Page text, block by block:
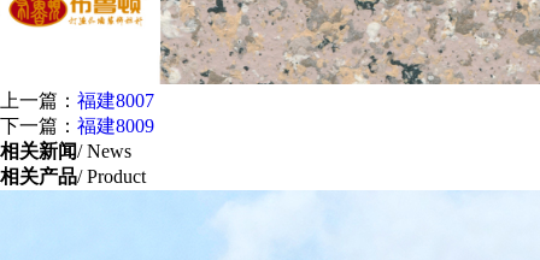
上一篇： 福建8007
下一篇： 福建8009
相关新闻/ News
相关产品/ Product